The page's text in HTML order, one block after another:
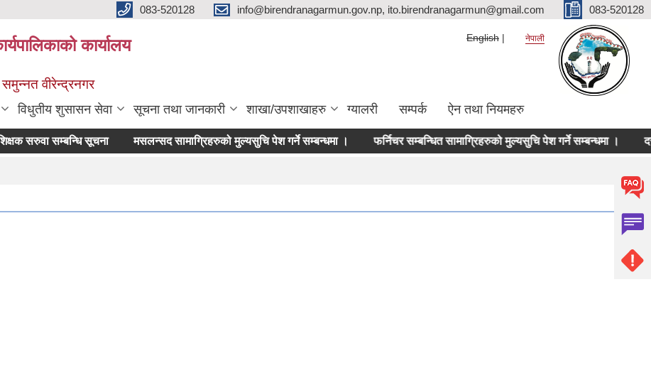
083-520128 info@birendranagarmun.gov.np, ito.birendranagarmun@gmail.com 083-520128
कार्यालय
वीरेन्द्रनगर
English नेपाली
विधुतीय शुसासन सेवा सूचना तथा जानकारी शाखा/उपशाखाहरु ग्यालरी सम्पर्क ऐन तथा नियमहरु
सरुवा सम्बन्धि सूचना मसलन्सद सामाग्रिहरुको मुल्यसुचि पेश गर्ने सम्बन्धमा । फर्निचर सम्बन्धित सामाग्रिहरुको मुल्यसुचि पेश गर्ने सम्बन्धमा । दर रेट